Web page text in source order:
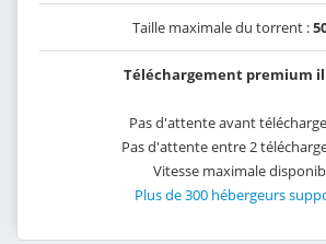
Taille maximale du torrent :
Téléchargement premium
Pas d'attente avant
Pas d'attente entre 2
Vitesse maximale
Plus de 300 hébergeurs